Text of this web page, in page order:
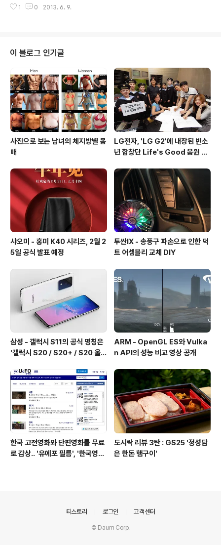
e 4S- iPhone 4 (GS..
슈'를 설치해봤습니다. 이 앱은 앱형태 및 위젯 모두 사용이
글, 네이트, 줌)를 선택할 수 있으며, 위젯 등록시 위와 같이
4 * 1 사이즈로 실시간 검색어가 토글되어 표시됩니다. 그
리고, 검색어를 클릭하면 웹브라우저와 연동되어 표시되고
부가적으로 QR코드 읽기 및 현재 실시간 검색어 순위를 다
른사람과 공유할 수 있는 기능이 있습니다. '실시간 검색어/
핫이..
1 0 2013. 6. 9.
이 블로그 인기글
사진으로 보는 남녀의 체지방별 몸
매
LG전자, 'LG G2'에 내장된 빈소
년 합창단 Life's Good 음원 공
샤오미 - 홍미 K40 시리즈, 2월 2
5일 공식 발표 예정
투싼IX - 송풍구 파손으로 인한 덕
트 어셈블리 교체 DIY
삼성 - 갤럭시 S11의 공식 명칭은
'갤럭시 S20 / S20+ / S20 울트
ARM - OpenGL ES와 Vulka
n API의 성능 비교 영상 공개
한국 고전영화와 단편영화를 무료
로 감상.. '유에포 필름', '한국영상
도시락 리뷰 3탄 : GS25 '정성담
은 한돈 햄구이'
티스토리 로그인 고객센터
© Daum Corp.